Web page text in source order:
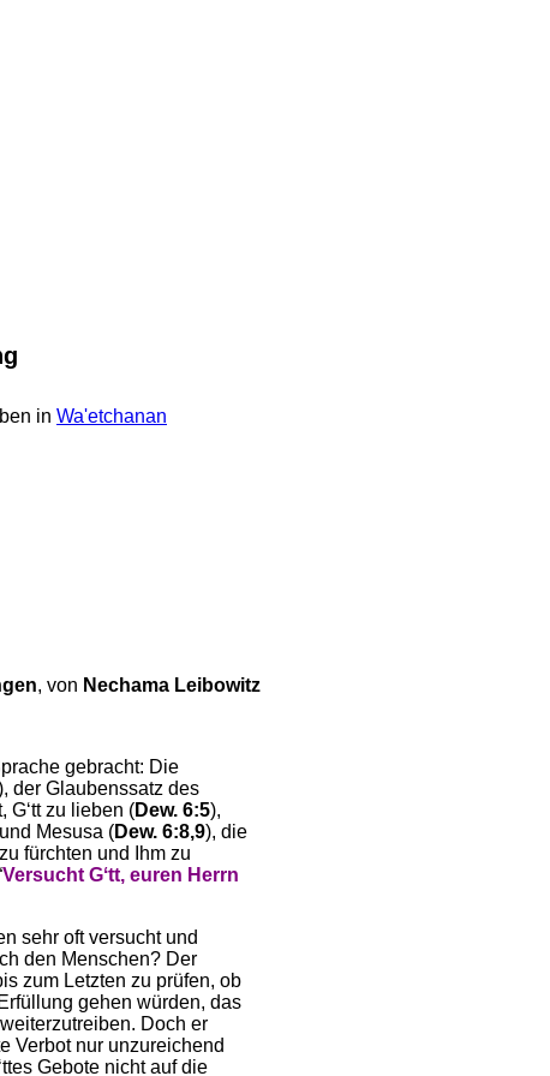
in Wa'etchanan
, von Nechama Leibowitz
gebracht: Die
der Glaubenssatz des
Gʻtt zu lieben (Dew. 6:5),
Mesusa (Dew. 6:8,9), die
fürchten und Ihm zu
Versucht Gʻtt, euren Herrn
sehr oft versucht und
den Menschen? Der
zum Letzten zu prüfen, ob
gehen würden, das
Doch er
Verbot nur unzureichend
Gebote nicht auf die